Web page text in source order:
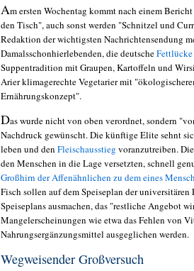
Am ersten Wochentag kommt nach einem
den Tisch", auch sonst werden "Schnitzel und
Redaktion der wichtigsten Nachrichtensendung
Damalsschonhierlebenden, die deutsche
Suppentradition mit Graupen, Kartoffeln und
Arier klimagerechte Vegetarier mit
Ernährungskonzept".
Das wurde nicht von oben verordnet, sondern
Nachdruck gewünscht. Die künftige Elite sehnt
leben und den Fleischausstieg voranzutreiben.
den Menschen in die Lage versetzten, schnell
Großhirn der Affenähnlichen zu dem eines
Fisch sollen auf dem Speiseplan der
Speiseplans ausmachen, das "restliche Angebot
Mangelerscheinungen wie etwa das Fehlen von
Nahrungsergänzungsmittel ausgeglichen werden.
Wegweisender Großversuch